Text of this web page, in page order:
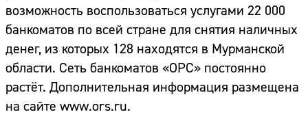
возможность воспользоваться услугами 22 000
банкоматов по всей стране для снятия наличных
денег, из которых 128 находятся в Мурманской
области. Сеть банкоматов «ОРС» постоянно
растёт. Дополнительная информация размещена
на сайте www.ors.ru.